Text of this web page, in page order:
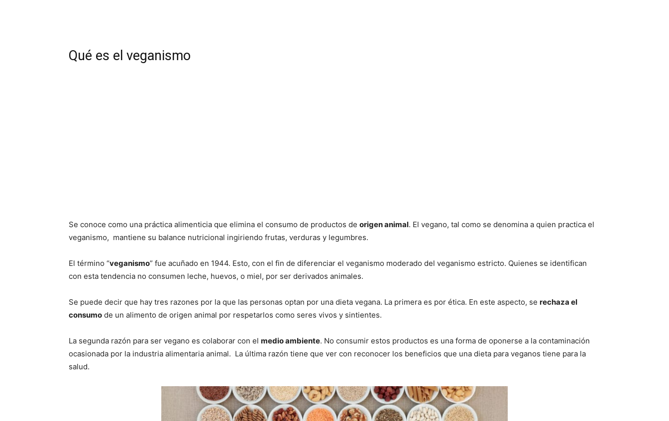
Qué es el veganismo
Se conoce como una práctica alimenticia que elimina el consumo de productos de origen animal. El vegano, tal como se denomina a quien practica el
veganismo, mantiene su balance nutricional ingiriendo frutas, verduras y legumbres.
El término “veganismo” fue acuñado en 1944. Esto, con el fin de diferenciar el veganismo moderado del veganismo estricto. Quienes se identifican
con esta tendencia no consumen leche, huevos, o miel, por ser derivados animales.
Se puede decir que hay tres razones por la que las personas optan por una dieta vegana. La primera es por ética. En este aspecto, se rechaza el
consumo de un alimento de origen animal por respetarlos como seres vivos y sintientes.
La segunda razón para ser vegano es colaborar con el medio ambiente. No consumir estos productos es una forma de oponerse a la contaminación
ocasionada por la industria alimentaria animal. La última razón tiene que ver con reconocer los beneficios que una dieta para veganos tiene para la
salud.